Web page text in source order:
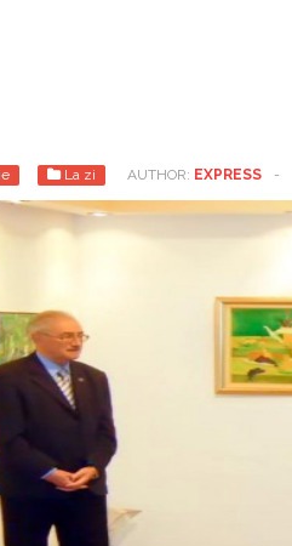
La zi AUTHOR: EXPRESS -